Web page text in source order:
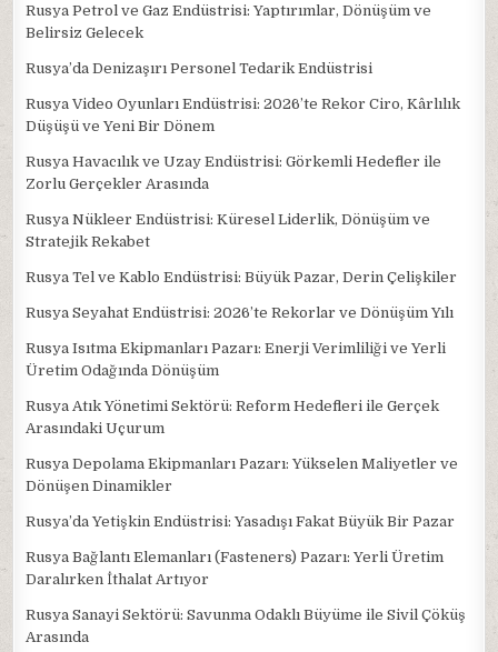
Rusya Petrol ve Gaz Endüstrisi: Yaptırımlar, Dönüşüm ve
Belirsiz Gelecek
Rusya’da Denizaşırı Personel Tedarik Endüstrisi
Rusya Video Oyunları Endüstrisi: 2026’te Rekor Ciro, Kârlılık
Düşüşü ve Yeni Bir Dönem
Rusya Havacılık ve Uzay Endüstrisi: Görkemli Hedefler ile
Zorlu Gerçekler Arasında
Rusya Nükleer Endüstrisi: Küresel Liderlik, Dönüşüm ve
Stratejik Rekabet
Rusya Tel ve Kablo Endüstrisi: Büyük Pazar, Derin Çelişkiler
Rusya Seyahat Endüstrisi: 2026’te Rekorlar ve Dönüşüm Yılı
Rusya Isıtma Ekipmanları Pazarı: Enerji Verimliliği ve Yerli
Üretim Odağında Dönüşüm
Rusya Atık Yönetimi Sektörü: Reform Hedefleri ile Gerçek
Arasındaki Uçurum
Rusya Depolama Ekipmanları Pazarı: Yükselen Maliyetler ve
Dönüşen Dinamikler
Rusya’da Yetişkin Endüstrisi: Yasadışı Fakat Büyük Bir Pazar
Rusya Bağlantı Elemanları (Fasteners) Pazarı: Yerli Üretim
Daralırken İthalat Artıyor
Rusya Sanayi Sektörü: Savunma Odaklı Büyüme ile Sivil Çöküş
Arasında